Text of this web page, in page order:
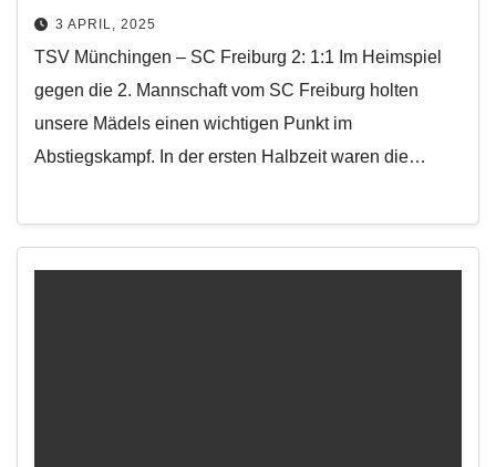
3 APRIL, 2025
TSV Münchingen – SC Freiburg 2: 1:1 Im Heimspiel
gegen die 2. Mannschaft vom SC Freiburg holten
unsere Mädels einen wichtigen Punkt im
Abstiegskampf. In der ersten Halbzeit waren die…